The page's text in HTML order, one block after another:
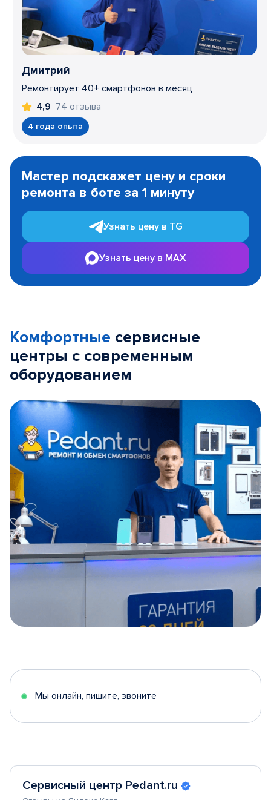
Дмитрий
Ремонтирует 40+ смартфонов в месяц
4,9 74 отзыва
4 года опыта
1
Мастер подскажет цену и сроки
ремонта в боте за 1 минуту
Узнать цену в TG
Узнать цену в MAX
Комфортные сервисные
центры с современным
оборудованием
5
Мы онлайн, пишите, звоните
Сервисный центр Pedant.ru